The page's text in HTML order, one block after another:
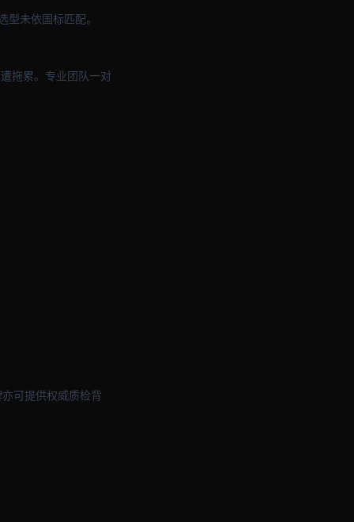
未依国标匹配。
拖累。专业团队一对
可提供权威质检背